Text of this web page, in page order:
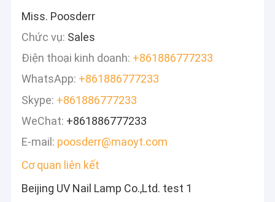
Miss. Poosderr
Chức vụ: Sales
Điện thoại kinh doanh: +861886777233
WhatsApp: +861886777233
Skype: +861886777233
WeChat: +861886777233
E-mail: poosderr@maoyt.com
Cơ quan liên kết
Beijing UV Nail Lamp Co.,Ltd. test 1